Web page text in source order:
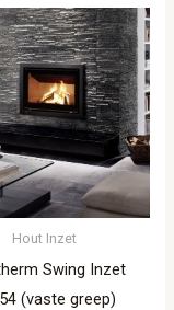
Hout Inzet
Swing Inzet
(vaste greep)